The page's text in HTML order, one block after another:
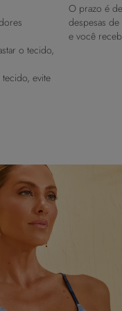
o tecido,
evite
Seque à
e siga as
O prazo é
despesas
e você